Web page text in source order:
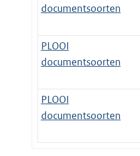
documentsoorten
PLOOI
documentsoorten
PLOOI
documentsoorten